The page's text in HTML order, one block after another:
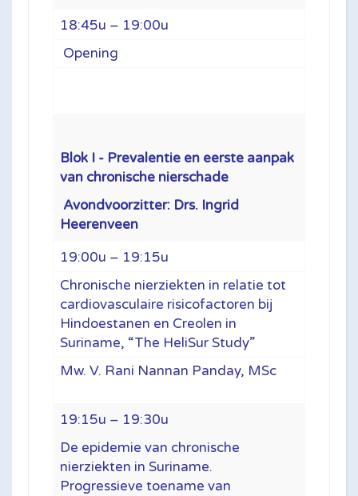
18:45u – 19:00u
Opening
Blok I - Prevalentie en eerste aanpak
van chronische nierschade
Avondvoorzitter: Drs. Ingrid
Heerenveen
19:00u – 19:15u
Chronische nierziekten in relatie tot
cardiovasculaire risicofactoren bij
Hindoestanen en Creolen in
Suriname, “The HeliSur Study”
Mw. V. Rani Nannan Panday, MSc
19:15u – 19:30u
De epidemie van chronische
nierziekten in Suriname.
Progressieve toename van